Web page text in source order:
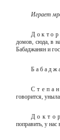
Играет
Д о к т о р
домов, сюда, в
Бабаджанян и
Б а б а д ж
С т е п а н
говорится,
Д о к т о р
поправить, у